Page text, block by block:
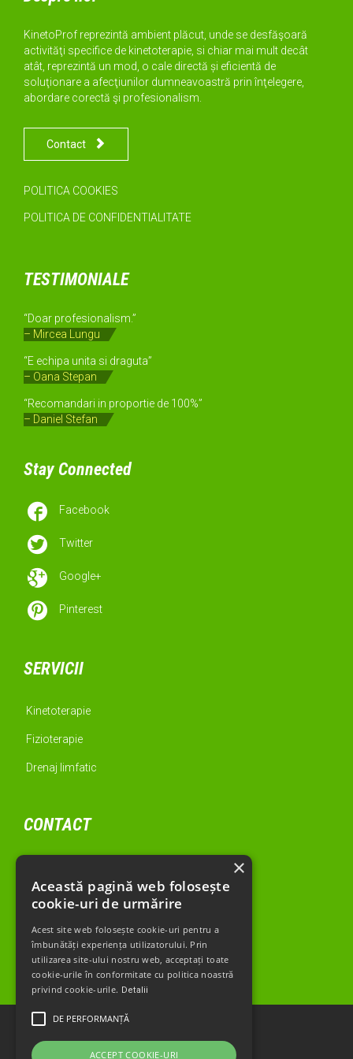
KinetoProf reprezintă ambient plăcut, unde se desfăşoară
activităţi specifice de kinetoterapie, si chiar mai mult decât
atât, reprezintă un mod, o cale directă și eficientă de
soluţionare a afecţiunilor dumneavoastră prin înţelegere,
abordare corectă şi profesionalism.
Contact 
POLITICA COOKIES
POLITICA DE CONFIDENTIALITATE
TESTIMONIALE
“Doar profesionalism.”
– Mircea Lungu
“E echipa unita si draguta”
– Oana Stepan
“Recomandari in proportie de 100%”
– Daniel Stefan
Stay Connected
 Facebook
 Twitter
 Google+
 Pinterest
SERVICII
Kinetoterapie
Fizioterapie
Drenaj limfatic
CONTACT
Tel: 0723.778.414
E-mail:Cabinet@kinetoprof.ro
Cum sa ajung→
Această pagină web folosește
cookie-uri de urmărire
Acest site web folosește cookie-uri pentru a
îmbunătăți experiența utilizatorului. Prin
utilizarea site-ului nostru web, acceptați toate
cookie-urile în conformitate cu politica noastră
privind cookie-urile. Detalii
DE PERFORMANȚĂ
ACCEPT COOKIE-URI
×